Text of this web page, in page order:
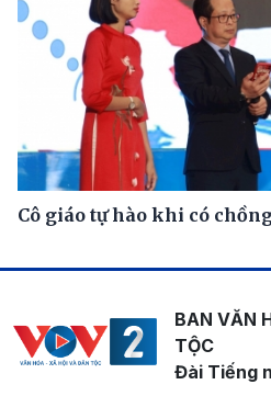
Cô giáo tự hào khi có
BAN VĂN
TỘC
Đài Tiếng